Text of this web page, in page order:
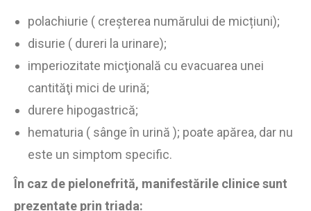
polachiurie ( creșterea numărului de micțiuni);
disurie ( dureri la urinare);
imperiozitate micţională cu evacuarea unei
cantităţi mici de urină;
durere hipogastrică;
hematuria ( sânge în urină ); poate apărea, dar nu
este un simptom specific.
În caz de pielonefrită, manifestările clinice sunt
prezentate prin triada: